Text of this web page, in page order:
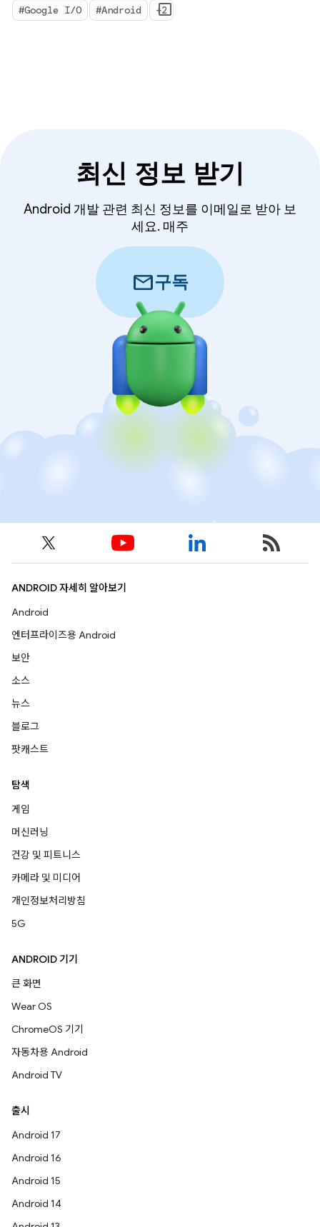
드하고 Google의 AI 기능을 앱에 도입하는 방법을 시
연했습니다.
#Google I/O #Android +2
최신 정보 받기
Android 개발 관련 최신 정보를 이메일로 받아 보
세요. 매주
mail구독
ANDROID 자세히 알아보기
Android
엔터프라이즈용 Android
보안
소스
뉴스
블로그
팟캐스트
탐색
게임
머신러닝
건강 및 피트니스
카메라 및 미디어
개인정보처리방침
5G
ANDROID 기기
큰 화면
Wear OS
ChromeOS 기기
자동차용 Android
Android TV
출시
Android 17
Android 16
Android 15
Android 14